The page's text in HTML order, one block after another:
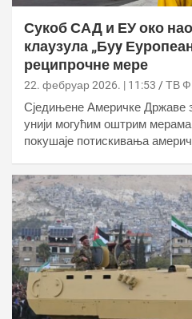
Сукоб САД и ЕУ око
клаузула „Буy
реципрочне мере
22. фебруар 2026. | 11:53 ТВ
Сједињене Америчке Државе
унији могућим оштрим
покушаје потискивања